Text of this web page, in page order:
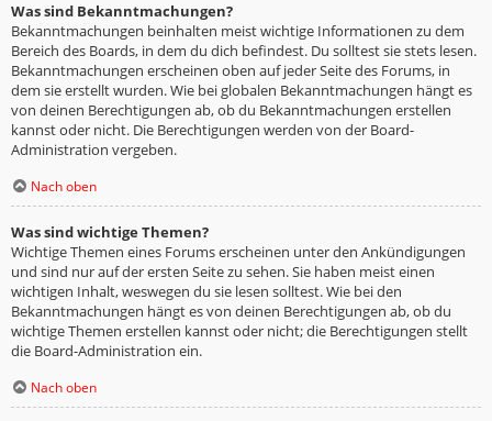
Was sind Bekanntmachungen?
Bekanntmachungen beinhalten meist wichtige Informationen zu dem
Bereich des Boards, in dem du dich befindest. Du solltest sie stets lesen.
Bekanntmachungen erscheinen oben auf jeder Seite des Forums, in
dem sie erstellt wurden. Wie bei globalen Bekanntmachungen hängt es
von deinen Berechtigungen ab, ob du Bekanntmachungen erstellen
kannst oder nicht. Die Berechtigungen werden von der Board-
Administration vergeben.
Nach oben
Was sind wichtige Themen?
Wichtige Themen eines Forums erscheinen unter den Ankündigungen
und sind nur auf der ersten Seite zu sehen. Sie haben meist einen
wichtigen Inhalt, weswegen du sie lesen solltest. Wie bei den
Bekanntmachungen hängt es von deinen Berechtigungen ab, ob du
wichtige Themen erstellen kannst oder nicht; die Berechtigungen stellt
die Board-Administration ein.
Nach oben